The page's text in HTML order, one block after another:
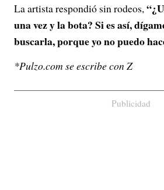
La artista respondió sin rodeos,
una vez y la bota? Si es así,
buscarla, porque yo no puedo
*Pulzo.com se escribe con Z
Publicidad